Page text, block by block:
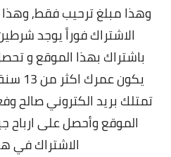
وهذا مبلغ ترحيب فقط,
الاشتراك فوراً يوجد
باشتراك بهذا الموقع و
يكون
تمتلك بريد الكتروني صالح
الموقع وأحصل على ارباح
الاشتراك في